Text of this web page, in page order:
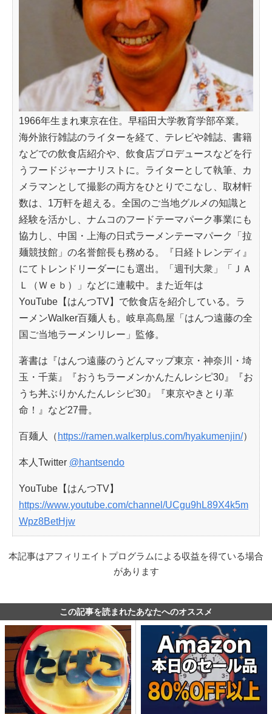
1966年生まれ東京在住。早稲田大学教育学部卒業。
海外旅行雑誌のライターを経て、テレビや雑誌、書籍
などでの飲食店紹介や、飲食店プロデュースなどを行
うフードジャーナリストに。ライターとして執筆、カ
メラマンとして撮影の両方をひとりでこなし、取材軒
数は、1万軒を超える。全国のご当地グルメの知識と
経験を活かし、ナムコのフードテーマパーク事業にも
協力し、中国・上海の日式ラーメンテーマパーク「拉
麺競技館」の名誉館長も務める。『日経トレンディ』
にてトレンドリーダーにも選出。「週刊大衆」「ＪＡ
Ｌ（Ｗｅｂ）」などに連載中。また近年は
YouTube【はんつTV】で飲食店を紹介している。ラ
ーメンWalker百麺人も。岐阜高島屋「はんつ遠藤の全
国ご当地ラーメンリレー」監修。
著書は『はんつ遠藤のうどんマップ東京・神奈川・埼
玉・千葉』『おうちラーメンかんたんレシピ30』『お
うち丼ぶりかんたんレシピ30』『東京やきとり革
命！』など27冊。
百麺人（ https://ramen.walkerplus.com/hyakumenjin/）
本人Twitter @hantsendo
YouTube【はんつTV】
https://www.youtube.com/channel/UCgu9hL89X4k5m
Wpz8BetHjw
本記事はアフィリエイトプログラムによる収益を得ている場合
があります
この記事を読まれたあなたへのオススメ